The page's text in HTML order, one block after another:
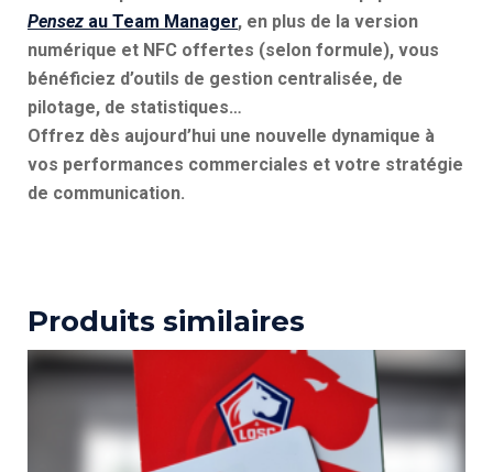
Pensez au Team Manager, en plus de la version
numérique et NFC offertes (selon formule), vous
bénéficiez d’outils de gestion centralisée, de
pilotage, de statistiques…
Offrez dès aujourd’hui une nouvelle dynamique à
vos performances commerciales et votre stratégie
de communication.
Produits similaires